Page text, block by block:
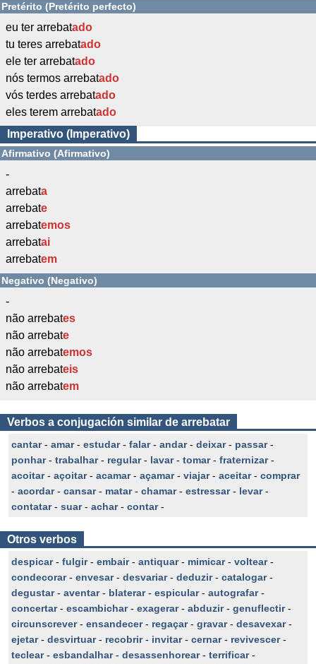
Pretérito (Pretérito perfecto)
eu ter arrebatado
tu teres arrebatado
ele ter arrebatado
nós termos arrebatado
vós terdes arrebatado
eles terem arrebatado
Imperativo (Imperativo)
Afirmativo (Afirmativo)
-
arrebata
arrebate
arrebatemos
arrebatai
arrebatem
Negativo (Negativo)
-
não arrebates
não arrebate
não arrebatemos
não arrebateis
não arrebatem
Verbos a conjugación similar de arrebatar
cantar- amar- estudar- falar- andar- deixar- passar-
ponhar- trabalhar- regular- lavar- tomar- fraternizar-
acoitar- açoitar- acamar- açamar- viajar- aceitar- comprar
- acordar- cansar- matar- chamar- estressar- levar-
contatar- suar- achar- contar-
Otros verbos
despicar- fulgir- embair- antiquar- mimicar- voltear-
condecorar- envesar- desvariar- deduzir- catalogar-
degustar- aventar- blaterar- espicular- autografar-
concertar- escambichar- exagerar- abduzir- genuflectir-
circunscrever- ensandecer- regaçar- gravar- desavexar-
ejetar- desvirtuar- recobrir- invitar- cernar- revivescer-
teclear- esbandalhar- desassenhorear- terrificar-